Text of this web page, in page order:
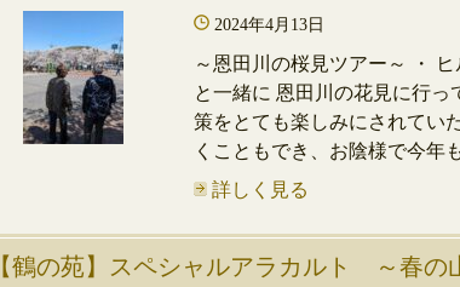
2024年4月13日
～恩田川の桜見ツアー～ ・
と一緒に 恩田川の花見に行
策をとても楽しみにされてい
くこともでき、お陰様で今
詳しく見る
【鶴の苑】スペシャルアラカルト ～春の